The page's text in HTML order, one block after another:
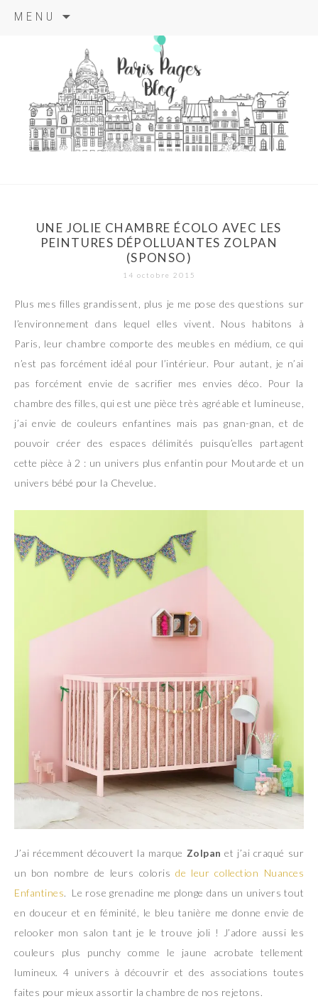
MENU
principal
paris pages
blog
UNE JOLIE CHAMBRE ÉCOLO AVEC LES
PEINTURES DÉPOLLUANTES ZOLPAN
(SPONSO)
14 octobre 2015
Plus mes filles grandissent, plus je me pose des questions sur
l’environnement dans lequel elles vivent. Nous habitons à
Paris, leur chambre comporte des meubles en médium, ce qui
n’est pas forcément idéal pour l’intérieur. Pour autant, je n’ai
pas forcément envie de sacrifier mes envies déco. Pour la
chambre des filles, qui est une pièce très agréable et lumineuse,
j’ai envie de couleurs enfantines mais pas gnan-gnan, et de
pouvoir créer des espaces délimités puisqu’elles partagent
cette pièce à 2 : un univers plus enfantin pour Moutarde et un
univers bébé pour la Chevelue.
J’ai récemment découvert la marque Zolpan et j’ai craqué sur
un bon nombre de leurs colorisde leur collection Nuances
Enfantines. Le rose grenadine me plonge dans un univers tout
en douceur et en féminité, le bleu tanière me donne envie de
relooker mon salon tant je le trouve joli ! J’adore aussi les
couleurs plus punchy comme le jaune acrobate tellement
lumineux. 4 univers à découvrir et des associations toutes
faites pour mieux assortir la chambre de nos rejetons.